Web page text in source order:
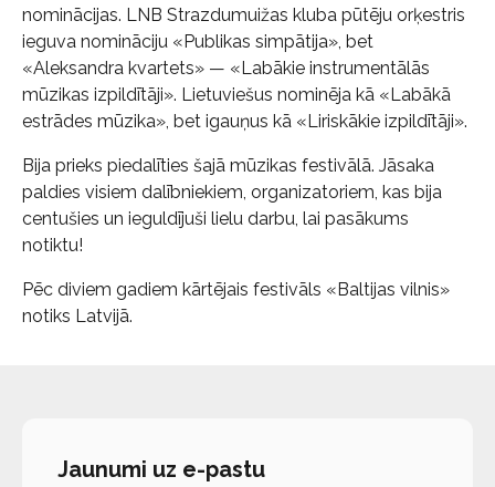
nominācijas. LNB Strazdumuižas kluba pūtēju orķestris
ieguva nomināciju «Publikas simpātija», bet
«Aleksandra kvartets» — «Labākie instrumentālās
mūzikas izpildītāji». Lietuviešus nominēja kā «Labākā
estrādes mūzika», bet igauņus kā «Liriskākie izpildītāji».
Bija prieks piedalīties šajā mūzikas festivālā. Jāsaka
paldies visiem dalībniekiem, organizatoriem, kas bija
centušies un ieguldījuši lielu darbu, lai pasākums
notiktu!
Pēc diviem gadiem kārtējais festivāls «Baltijas vilnis»
notiks Latvijā.
Jaunumi uz e-pastu